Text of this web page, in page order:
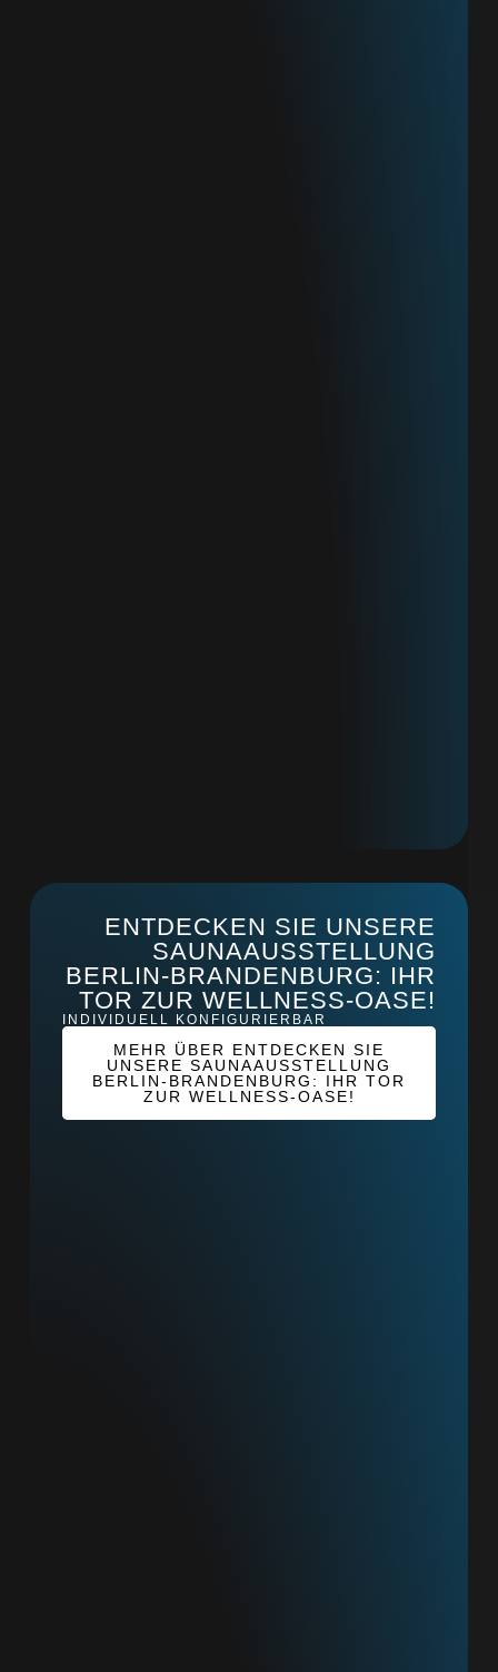
ENTDECKEN SIE UNSERE
SAUNAAUSSTELLUNG
BERLIN-BRANDENBURG: IHR
TOR ZUR WELLNESS-OASE!
INDIVIDUELL KONFIGURIERBAR
MEHR ÜBER ENTDECKEN SIE
UNSERE SAUNAAUSSTELLUNG
BERLIN-BRANDENBURG: IHR TOR
ZUR WELLNESS-OASE!